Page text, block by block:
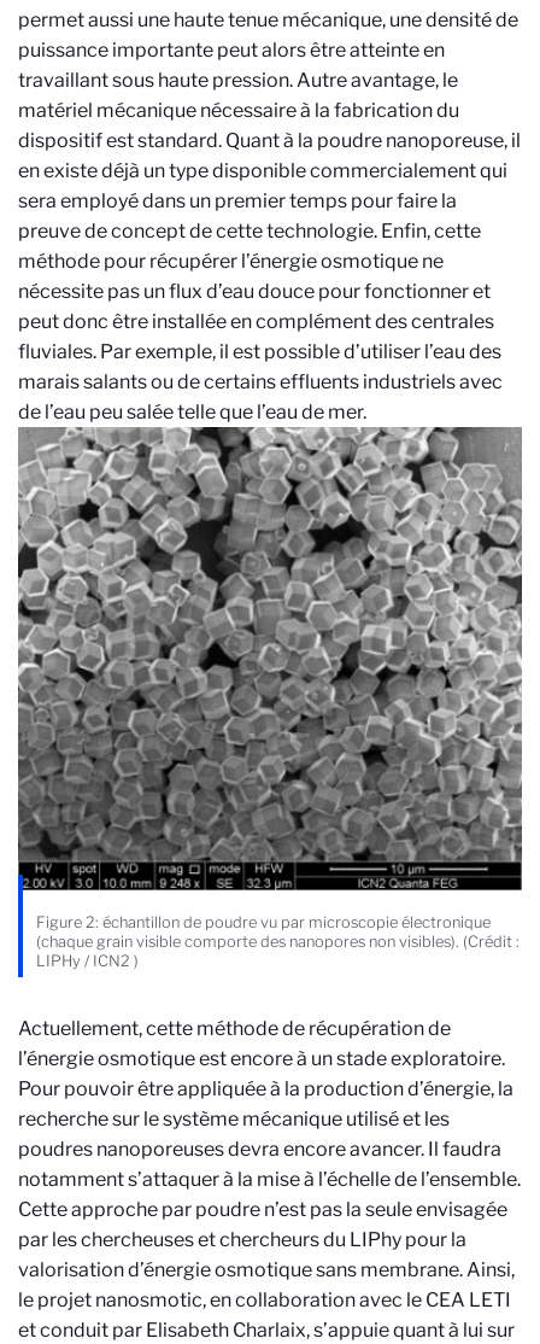
permet aussi une haute tenue mécanique, une densité de
puissance importante peut alors être atteinte en
travaillant sous haute pression. Autre avantage, le
matériel mécanique nécessaire à la fabrication du
dispositif est standard. Quant à la poudre nanoporeuse, il
en existe déjà un type disponible commercialement qui
sera employé dans un premier temps pour faire la
preuve de concept de cette technologie. Enfin, cette
méthode pour récupérer l’énergie osmotique ne
nécessite pas un flux d’eau douce pour fonctionner et
peut donc être installée en complément des centrales
fluviales. Par exemple, il est possible d’utiliser l’eau des
marais salants ou de certains effluents industriels avec
de l’eau peu salée telle que l’eau de mer.
Figure 2: échantillon de poudre vu par microscopie électronique
(chaque grain visible comporte des nanopores non visibles). (Crédit :
LIPHy / ICN2 )
Actuellement, cette méthode de récupération de
l’énergie osmotique est encore à un stade exploratoire.
Pour pouvoir être appliquée à la production d’énergie, la
recherche sur le système mécanique utilisé et les
poudres nanoporeuses devra encore avancer. Il faudra
notamment s’attaquer à la mise à l’échelle de l’ensemble.
Cette approche par poudre n’est pas la seule envisagée
par les chercheuses et chercheurs du LIPhy pour la
valorisation d’énergie osmotique sans membrane. Ainsi,
le projet nanosmotic, en collaboration avec le CEA LETI
et conduit par Elisabeth Charlaix, s’appuie quant à lui sur